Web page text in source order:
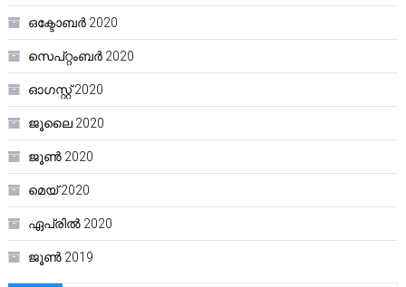
ഒക്ടോബർ 2020
സെപ്റ്റംബർ 2020
ഓഗസ്റ്റ്‌ 2020
ജൂലൈ 2020
ജൂൺ 2020
മെയ്‌ 2020
ഏപ്രിൽ 2020
ജൂൺ 2019